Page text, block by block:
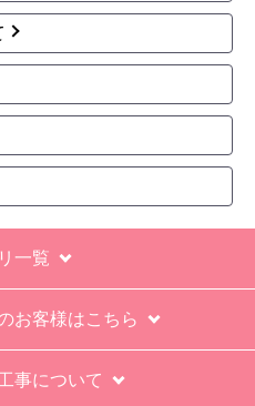
一覧
お客様はこちら
事について